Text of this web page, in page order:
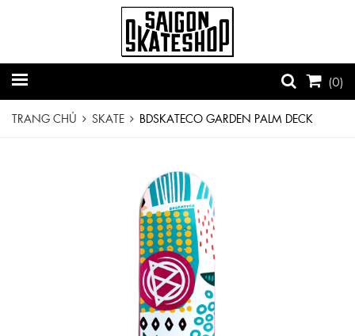
(0)
TRANG CHỦ SKATE BDSKATECO GARDEN PALM DECK